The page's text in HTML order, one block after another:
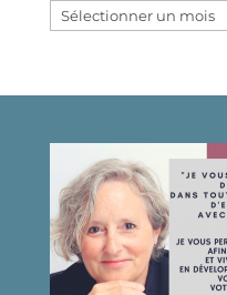
ARCHIVES